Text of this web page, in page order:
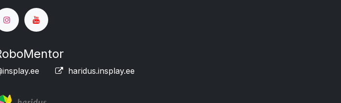
haridus.insplay.ee